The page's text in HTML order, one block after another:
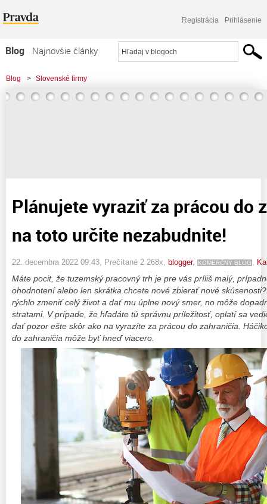
Registrácia Prihlásenie
Blog
Najnovšie články
Najčítanejšie články
Najkomentovanejšie články
Blog > Slovenské firmy
> Plánujete vyraziť za prácou do zahraničia? Tak na toto určite nezabudnite!
Plánujete vyraziť za prácou do
na toto určite nezabudnite!
22. decembra 2022 09:43 , Prečítané 2 268x, blogger, KOMERČNÝ BLOG
Máte pocit, že tuzemský pracovný trh je pre vás príliš malý,
ohodnotení alebo len skrátka chcete nové zbierať nové
rýchlo zmeniť celý život a dať mu úplne nový smer, no môže
stratami. V prípade, že hľadáte tú správnu príležitosť, oplatí sa
dať pozor ešte skôr ako na vyrazíte za prácou do zahraničia.
do zahraničia môže byť hneď viacero.